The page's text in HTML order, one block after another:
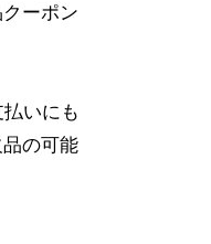
ーポン
いにも
の可能